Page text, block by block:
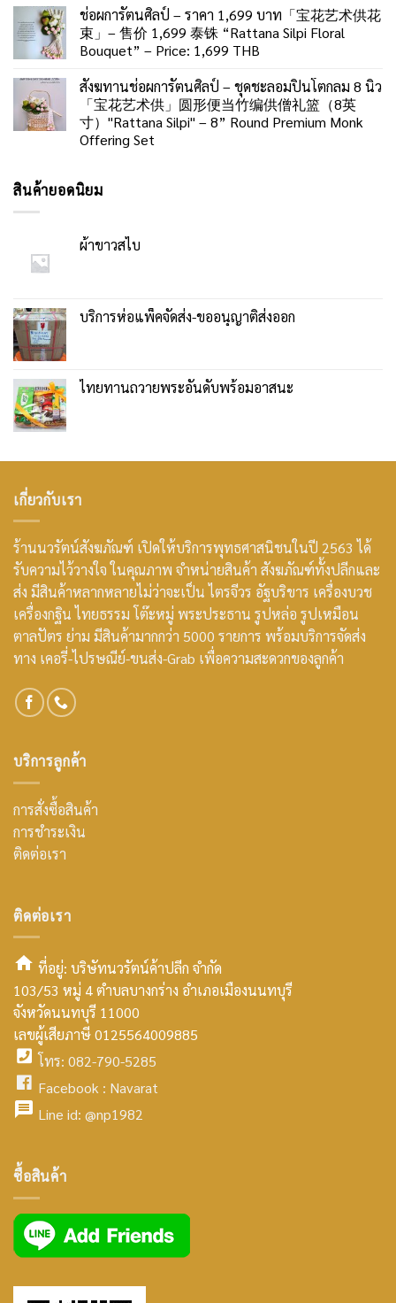
ช่อผการัตนศิลป์ – ราคา 1,699 บาท「宝花艺术供花
束」– 售价 1,699 泰铢 “Rattana Silpi Floral
Bouquet” – Price: 1,699 THB
สังฆทานช่อผการัตนศิลป์ – ชุดชะลอมปิ่นโตกลม 8 นิ้ว
「宝花艺术供」圆形便当竹编供僧礼篮（8英
寸）"Rattana Silpi" – 8” Round Premium Monk
Offering Set
สินค้ายอดนิยม
ผ้าขาวสไบ
บริการห่อแพ็คจัดส่ง-ขออนุญาติส่งออก
ไทยทานถวายพระอันดับพร้อมอาสนะ
เกี่ยวกับเรา
ร้านนวรัตน์สังฆภัณฑ์ เปิดให้บริการพุทธศาสนิชนในปี 2563 ได้
รับความไว้วางใจ ในคุณภาพ จำหน่ายสินค้า สังฆภัณฑ์ทั้งปลีกและ
ส่ง มีสินค้าหลากหลายไม่ว่าจะเป็น ไตรจีวร อัฐบริขาร เครื่องบวช
เครื่องกฐิน ไทยธรรม โต๊ะหมู่ พระประธาน รูปหล่อ รูปเหมือน
ตาลปัตร ย่าม มีสินค้ามากกว่า 5000 รายการ พร้อมบริการจัดส่ง
ทาง เคอรี่-ไปรษณีย์-ขนส่ง-Grab เพื่อความสะดวกของลูกค้า
บริการลูกค้า
การสั่งซื้อสินค้า
การชำระเงิน
ติดต่อเรา
ติดต่อเรา
smt2
home
icon
ที่อยู่: บริษัทนวรัตน์ค้าปลีก จำกัด
103/53 หมู่ 4 ตำบลบางกร่าง อำเภอเมืองนนทบุรี
จังหวัดนนทบุรี 11000
เลขผู้เสียภาษี 0125564009885
facebook
icon
โทร: 082-790-5285
facebook
Facebook : Navarat
icon
Line id: @np1982
ซื้อสินค้า